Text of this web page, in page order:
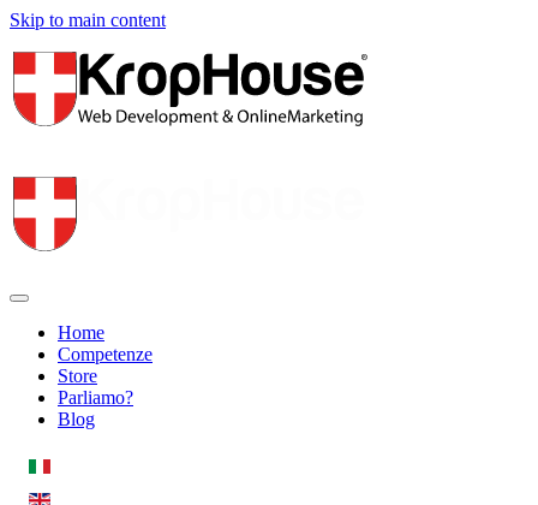
Skip to main content
Home
Competenze
Store
Parliamo?
Blog